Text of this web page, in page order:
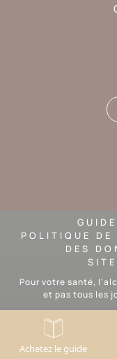
POLITIQUE DE
DES
Pour votre santé,
et pas tous les
Achetez le guide